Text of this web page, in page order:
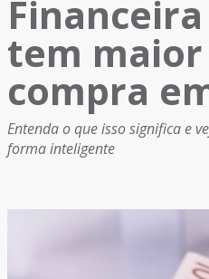
tem
compra
Entenda o que isso significa e
forma inteligente